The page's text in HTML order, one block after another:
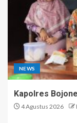
NEWS
Kapolres
4 Agustus 2026